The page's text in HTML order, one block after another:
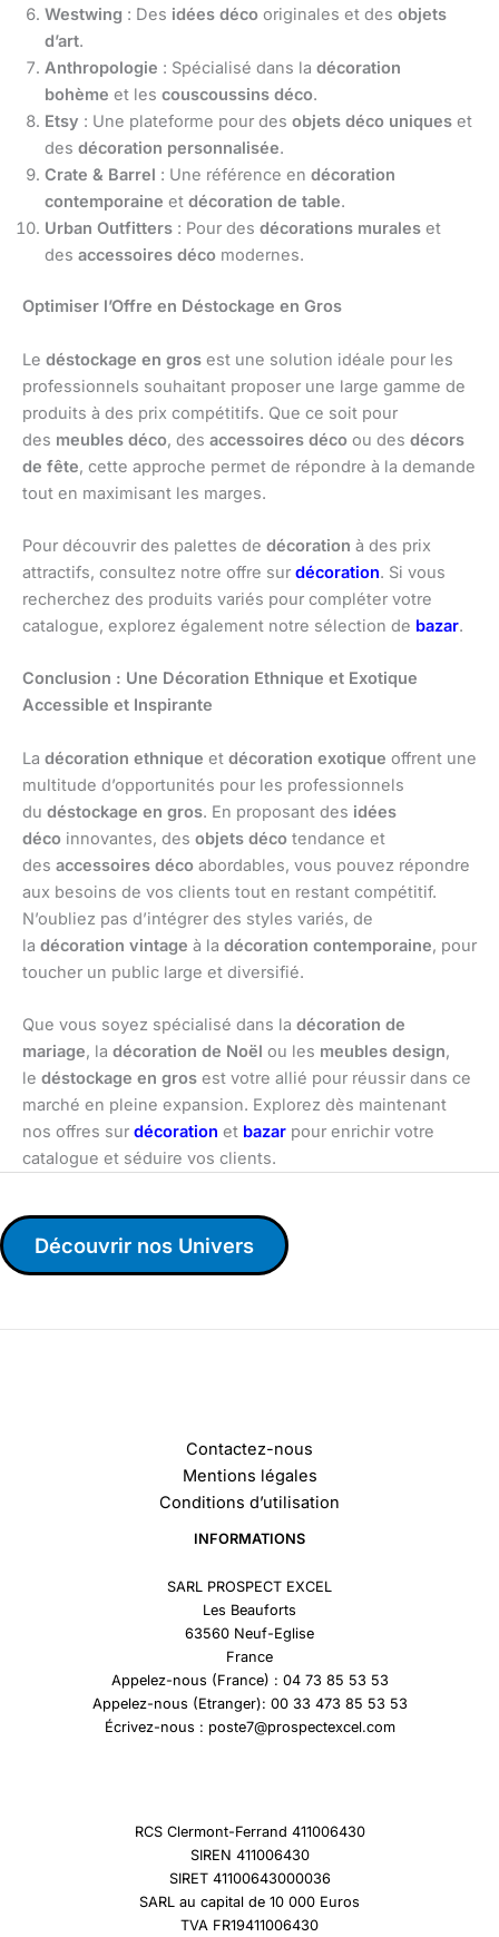
Westwing : Des idées déco originales et des objets
d’art.
Anthropologie : Spécialisé dans la décoration
bohème et les couscoussins déco.
Etsy : Une plateforme pour des objets déco uniques et
des décoration personnalisée.
Crate & Barrel : Une référence en décoration
contemporaine et décoration de table.
Urban Outfitters : Pour des décorations murales et
des accessoires déco modernes.
Optimiser l’Offre en Déstockage en Gros
Le déstockage en gros est une solution idéale pour les
professionnels souhaitant proposer une large gamme de
produits à des prix compétitifs. Que ce soit pour
des meubles déco, des accessoires déco ou des décors
de fête, cette approche permet de répondre à la demande
tout en maximisant les marges.
Pour découvrir des palettes de décoration à des prix
attractifs, consultez notre offre sur décoration. Si vous
recherchez des produits variés pour compléter votre
catalogue, explorez également notre sélection de bazar.
Conclusion : Une Décoration Ethnique et Exotique
Accessible et Inspirante
La décoration ethnique et décoration exotique offrent une
multitude d’opportunités pour les professionnels
du déstockage en gros. En proposant des idées
déco innovantes, des objets déco tendance et
des accessoires déco abordables, vous pouvez répondre
aux besoins de vos clients tout en restant compétitif.
N’oubliez pas d’intégrer des styles variés, de
la décoration vintage à la décoration contemporaine, pour
toucher un public large et diversifié.
Que vous soyez spécialisé dans la décoration de
mariage, la décoration de Noël ou les meubles design,
le déstockage en gros est votre allié pour réussir dans ce
marché en pleine expansion. Explorez dès maintenant
nos offres sur décoration et bazar pour enrichir votre
catalogue et séduire vos clients.
Découvrir nos Univers
Contactez-nous
Mentions légales
Conditions d’utilisation
INFORMATIONS
SARL PROSPECT EXCEL
Les Beauforts
63560 Neuf-Eglise
France
Appelez-nous (France) : 04 73 85 53 53
Appelez-nous (Etranger): 00 33 473 85 53 53
Écrivez-nous : poste7@prospectexcel.com
RCS Clermont-Ferrand 411006430
SIREN 411006430
SIRET 41100643000036
SARL au capital de 10 000 Euros
TVA FR19411006430